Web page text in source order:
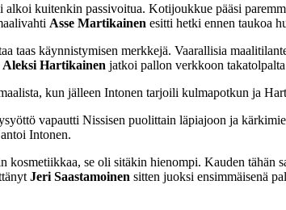
kuitenkin passivoitua. Kotijoukkue pääsi
Asse Martikainen esitti hetki ennen taukoa
taas käynnistymisen merkkejä. Vaarallisia
Aleksi Hartikainen jatkoi pallon verkkoon
kun jälleen Intonen tarjoili kulmapotkun ja
vapautti Nissisen puolittain läpiajoon ja
Intonen.
se oli sitäkin hienompi. Kauden
Jeri Saastamoinen sitten juoksi ensimmäisenä